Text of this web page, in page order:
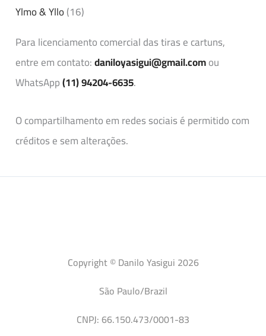
Ylmo & Yllo(16)
Para licenciamento comercial das tiras e cartuns,
entre em contato:daniloyasigui@gmail.comou
WhatsApp(11) 94204-6635.
O compartilhamento em redes sociais é permitido com
créditos e sem alterações.
Copyright © Danilo Yasigui 2026
São Paulo/Brazil
CNPJ: 66.150.473/0001-83